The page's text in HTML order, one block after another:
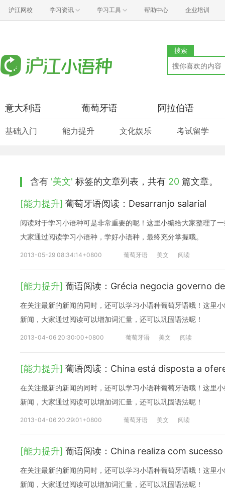
沪江网校 学习资讯 学习工具 帮助中心 企业培训
搜索
意大利语
基础入门 能力提升 文化娱乐 考试留学
葡萄牙语 阿拉伯语
含有 '美文' 标签的文章列表，共有 20 篇文章。
[能力提升] 葡萄牙语阅读：Desarranjo salarial
阅读对于学习小语种可是非常重要的呢！这里小编给大家整理了
大家通过阅读学习小语种，学好小语种，最终充分掌握哦。
2013-05-29 08:34:14+0800 葡萄牙语 美文 阅读
[能力提升] 葡语阅读：Grécia negocia governo
在关注最新的新闻的同时，还可以学习小语种葡萄牙语哦！这里
新闻，大家通过阅读可以增加词汇量，还可以巩固语法呢！
2013-04-06 20:30:00+0800 葡萄牙语 美文 阅读
[能力提升] 葡语阅读：China está disposta a
在关注最新的新闻的同时，还可以学习小语种葡萄牙语哦！这里
新闻，大家通过阅读可以增加词汇量，还可以巩固语法呢！
2013-04-06 20:29:01+0800 葡萄牙语 美文 阅读
[能力提升] 葡语阅读：China realiza com
在关注最新的新闻的同时，还可以学习小语种葡萄牙语哦！这里
新闻，大家通过阅读可以增加词汇量，还可以巩固语法呢！